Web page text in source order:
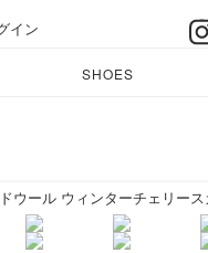
イン
SHOES